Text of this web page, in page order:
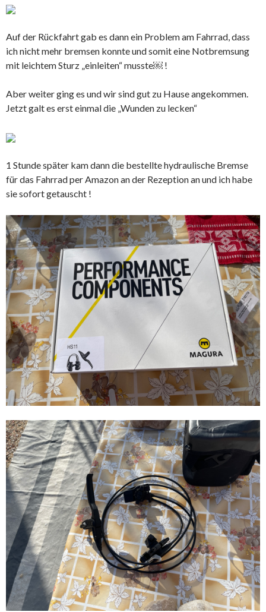
Auf der Rückfahrt gab es dann ein Problem am Fahrrad, dass
ich nicht mehr bremsen konnte und somit eine Notbremsung
mit leichtem Sturz „einleiten“ musste￼ !
Aber weiter ging es und wir sind gut zu Hause angekommen.
Jetzt galt es erst einmal die „Wunden zu lecken“
1 Stunde später kam dann die bestellte hydraulische Bremse
für das Fahrrad per Amazon an der Rezeption an und ich habe
sie sofort getauscht !